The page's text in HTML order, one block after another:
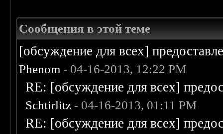
Сообщения в этой теме
[обсуждение для всех]
Phenom - 04-16-2013, 12:22 PM
RE: [обсуждение для всех]
Schtirlitz - 04-16-2013, 01:11 PM
RE: [обсуждение для всех]